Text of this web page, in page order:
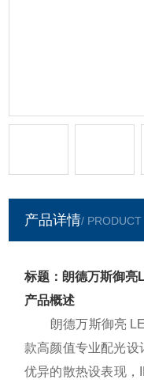
产品详情/ PRODUCT
标题：朗德万斯御亮
产品概述
朗德万斯御亮 LED
款高颜值专业配光设
优异的散热设表现